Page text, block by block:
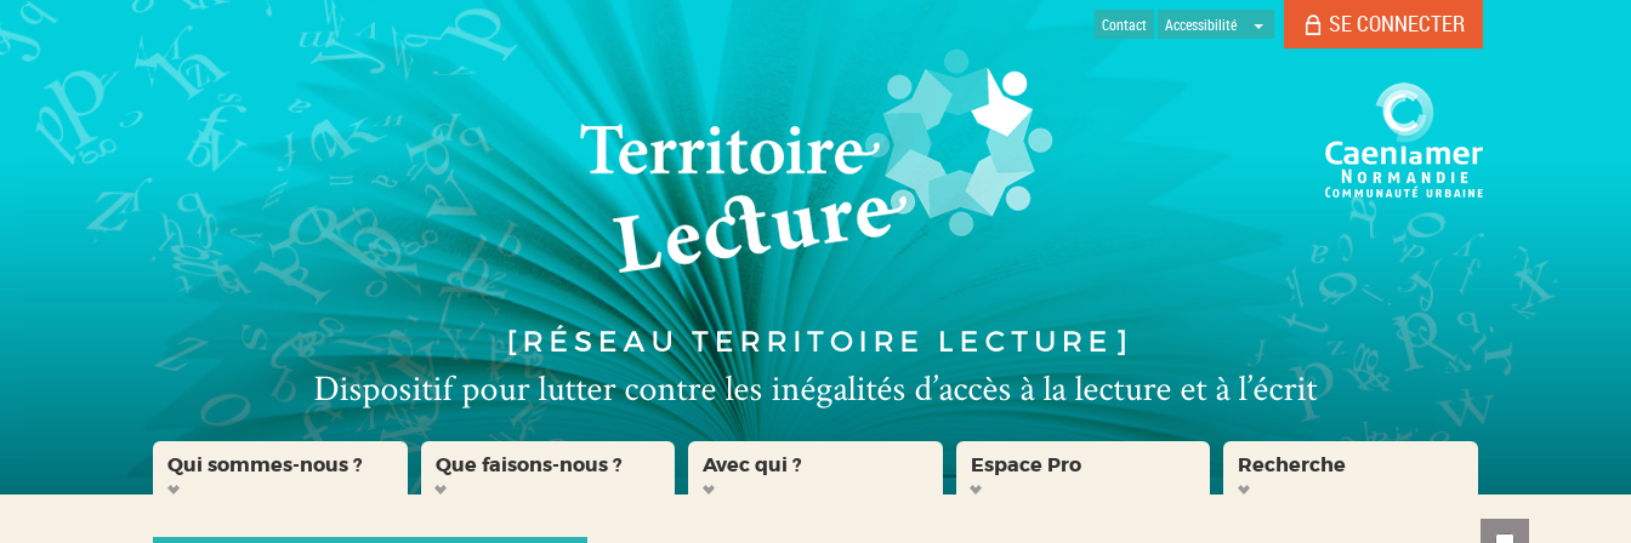
Aller
menu
Aller
contenu
Aller
la
recherche
Contact Accessibilité SE CONNECTER
Qui sommes-nous ? Que faisons-nous ? Avec qui ? Espace Pro Recherche